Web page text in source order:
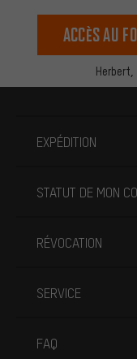
Herbert,
Accès au
EXPÉDITION
STATUT DE MON
RÉVOCATION
SERVICE
FAQ